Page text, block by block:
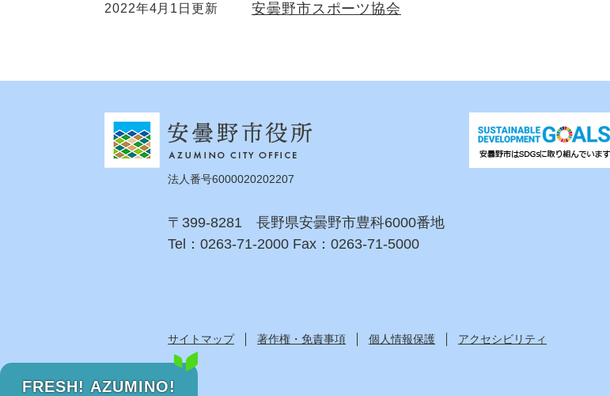
2022年4月1日更新 安曇野市スポーツ協会
FRESH! AZUMINO!
法人番号6000020202207
〒399-8281 長野県安曇野市豊科6000番地
Tel：0263-71-2000 Fax：0263-71-5000
サイトマップ 著作権・免責事項 個人情報保護 アクセシビリティ